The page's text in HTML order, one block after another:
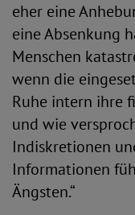
eher eine
eine Absenkung
Menschen
wenn die
Ruhe intern ihre
und wie
Indiskretionen
Informationen
Ängsten.“